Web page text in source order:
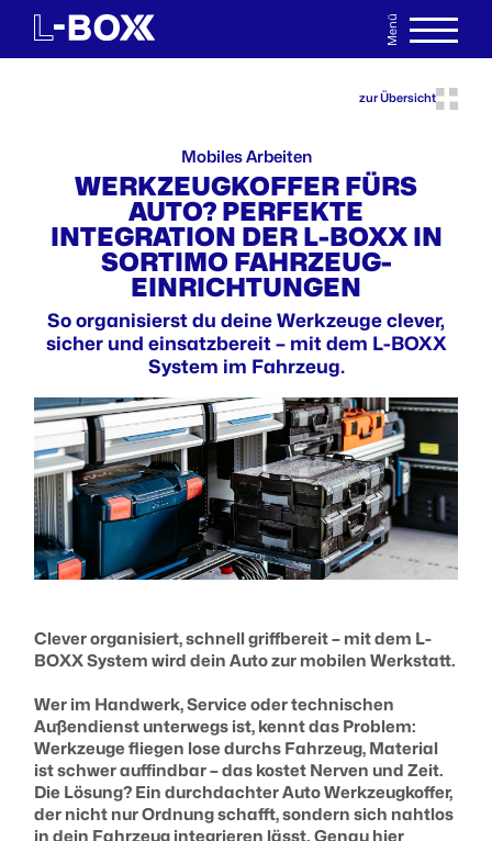
Menü
MERKLISTE
zur Übersicht
Mobiles Arbeiten
WERKZEUGKOFFER FÜRS
AUTO? PERFEKTE
INTEGRATION DER L-BOXX IN
SORTIMO FAHRZEUG-
EINRICHTUNGEN
So organisierst du deine Werkzeuge clever,
sicher und einsatzbereit – mit dem L-BOXX
System im Fahrzeug.
Clever organisiert, schnell griffbereit – mit dem L-
BOXX System wird dein Auto zur mobilen Werkstatt.
Wer im Handwerk, Service oder technischen
Außendienst unterwegs ist, kennt das Problem:
Werkzeuge fliegen lose durchs Fahrzeug, Material
ist schwer auffindbar – das kostet Nerven und Zeit.
Die Lösung? Ein durchdachter Auto Werkzeugkoffer,
der nicht nur Ordnung schafft, sondern sich nahtlos
in dein Fahrzeug integrieren lässt. Genau hier